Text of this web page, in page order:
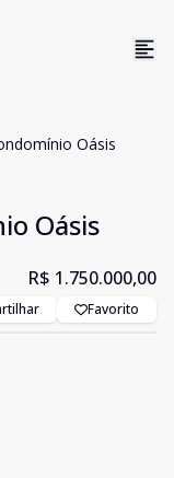
Oásis
Oásis
R$ 1.750.000,00
Favorito